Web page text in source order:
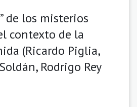
de los misterios
contexto de la
(Ricardo Piglia,
Rodrigo Rey